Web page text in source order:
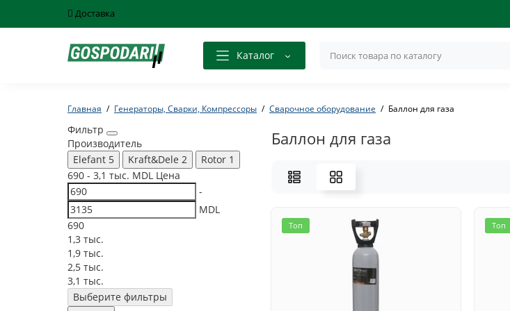
Доставка
Каталог
Главная Генераторы, Сварки, Компрессоры Сварочное оборудование Баллон для газа
Фильтр
Производитель
Elefant 5 Kraft&Dele 2 Rotor 1
690 - 3,1 тыс. MDL Цена
-
MDL
690
1,3 тыс.
1,9 тыс.
2,5 тыс.
3,1 тыс.
Выберите фильтры
Баллон для газа
Топ Топ